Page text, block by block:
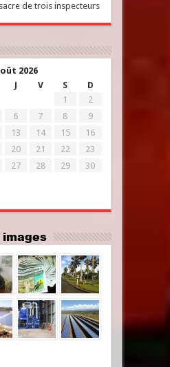
de trois inspecteurs
2026
J V S D
1
2
6 7 8
9
13 14 15
16
20 21 22
23
27 28 29
30
images